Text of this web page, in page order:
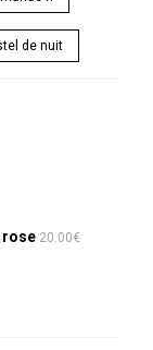
de nuit
rose 20.00€